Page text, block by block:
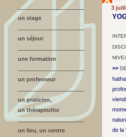
un stage
un séjour
une formation
un professeur
un praticien,
un thérapeuthe
un lieu, un centre
3 juillet
>>
de la